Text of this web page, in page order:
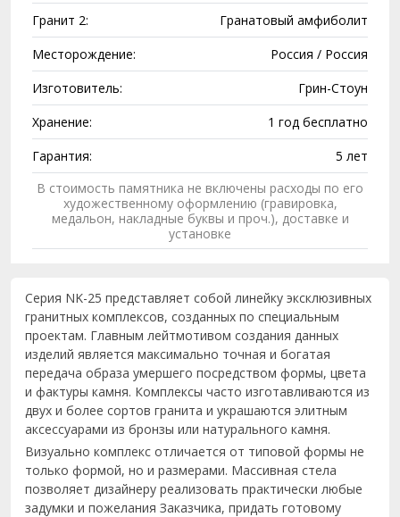
Гранит 2:
Гранатовый амфиболит
Месторождение:
Россия / Россия
Изготовитель:
Грин-Стоун
Хранение:
1 год бесплатно
Гарантия:
5 лет
В стоимость памятника не включены расходы по его
художественному оформлению (гравировка,
медальон, накладные буквы и проч.), доставке и
установке
Серия NK-25 представляет собой линейку эксклюзивных
гранитных комплексов, созданных по специальным
проектам. Главным лейтмотивом создания данных
изделий является максимально точная и богатая
передача образа умершего посредством формы, цвета
и фактуры камня. Комплексы часто изготавливаются из
двух и более сортов гранита и украшаются элитным
аксессуарами из бронзы или натурального камня.
Визуально комплекс отличается от типовой формы не
только формой, но и размерами. Массивная стела
позволяет дизайнеру реализовать практически любые
задумки и пожелания Заказчика, придать готовому